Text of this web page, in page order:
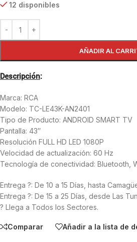
12 disponibles
AÑADIR AL
Descripción:
Marca: RCA
Modelo: TC-LE43K-AN2401
Tipo de Producto: ANDROID SMART TV
Pantalla: 43″
Resolución FULL HD LED 1080P
Velocidad de actualización: 60 Hz
Tecnología de conectividad: Bluetooth,
Entrega ?: De 10 a 15 Días, hasta
Entrega ?: De 15 a 25 Días, desde Las
? Llega a Todos los Sectores.
Comparar Añadir a la lista de